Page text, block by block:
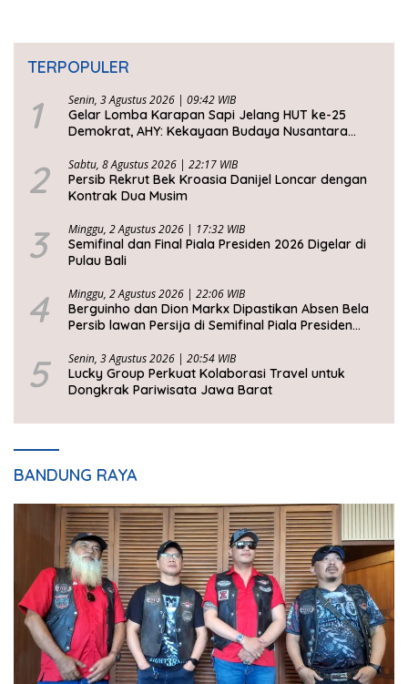
TERPOPULER
1 Senin, 3 Agustus 2026 | 09:42 WIB
Gelar Lomba Karapan Sapi Jelang HUT ke-25
Demokrat, AHY: Kekayaan Budaya Nusantara
2 Sabtu, 8 Agustus 2026 | 22:17 WIB
Persib Rekrut Bek Kroasia Danijel Loncar dengan
Kontrak Dua Musim
3 Minggu, 2 Agustus 2026 | 17:32 WIB
Semifinal dan Final Piala Presiden 2026 Digelar di
Pulau Bali
4 Minggu, 2 Agustus 2026 | 22:06 WIB
Berguinho dan Dion Markx Dipastikan Absen Bela
Persib lawan Persija di Semifinal Piala Presiden
5 Senin, 3 Agustus 2026 | 20:54 WIB
Lucky Group Perkuat Kolaborasi Travel untuk
Dongkrak Pariwisata Jawa Barat
BANDUNG RAYA